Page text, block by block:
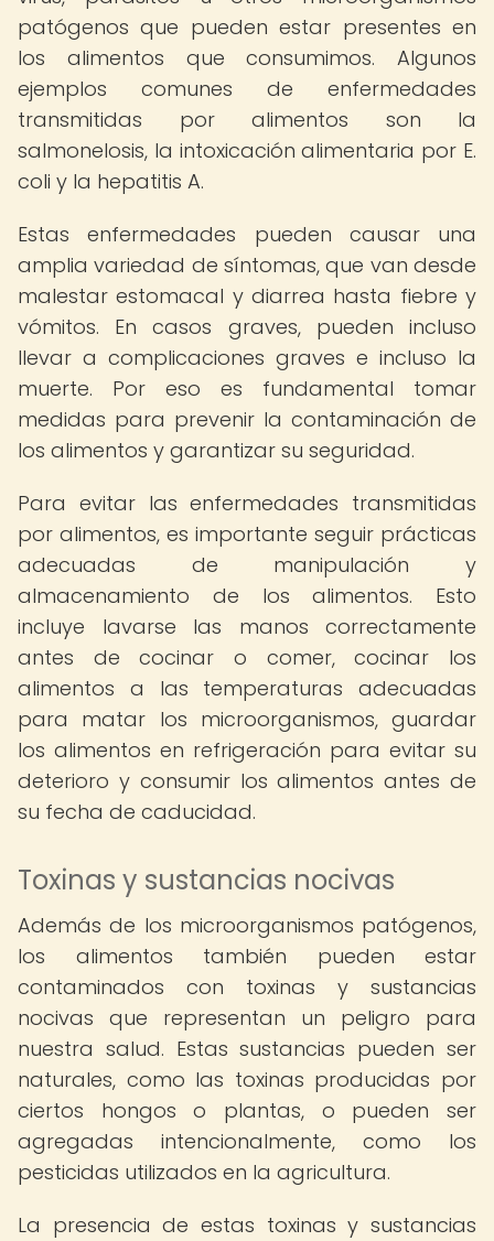
patógenos que pueden estar presentes en
los alimentos que consumimos. Algunos
ejemplos comunes de enfermedades
transmitidas por alimentos son la
salmonelosis, la intoxicación alimentaria por E.
coli y la hepatitis A.
Estas enfermedades pueden causar una
amplia variedad de síntomas, que van desde
malestar estomacal y diarrea hasta fiebre y
vómitos. En casos graves, pueden incluso
llevar a complicaciones graves e incluso la
muerte. Por eso es fundamental tomar
medidas para prevenir la contaminación de
los alimentos y garantizar su seguridad.
Para evitar las enfermedades transmitidas
por alimentos, es importante seguir prácticas
adecuadas de manipulación y
almacenamiento de los alimentos. Esto
incluye lavarse las manos correctamente
antes de cocinar o comer, cocinar los
alimentos a las temperaturas adecuadas
para matar los microorganismos, guardar
los alimentos en refrigeración para evitar su
deterioro y consumir los alimentos antes de
su fecha de caducidad.
Toxinas y sustancias nocivas
Además de los microorganismos patógenos,
los alimentos también pueden estar
contaminados con toxinas y sustancias
nocivas que representan un peligro para
nuestra salud. Estas sustancias pueden ser
naturales, como las toxinas producidas por
ciertos hongos o plantas, o pueden ser
agregadas intencionalmente, como los
pesticidas utilizados en la agricultura.
La presencia de estas toxinas y sustancias